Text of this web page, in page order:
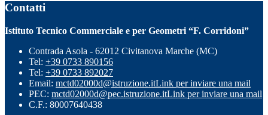
Contatti
Istituto Tecnico Commerciale e per Geometri “F. Corridoni”
Contrada Asola - 62012 Civitanova Marche (MC)
Tel: +39 0733 890156
Tel: +39 0733 892027
Email: mctd02000d@istruzione.itLink per inviare una mail
PEC: mctd02000d@pec.istruzione.itLink per inviare una mail
C.F.: 80007640438